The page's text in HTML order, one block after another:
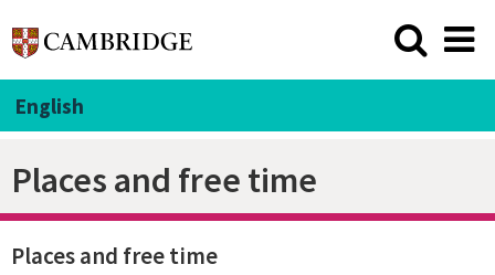
English
Places and free time
Places and free time